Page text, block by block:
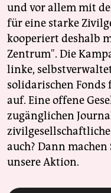
und vor allem mit
für eine starke
kooperiert deshalb
Zentrum". Die
linke,
solidarischen Fonds
auf. Eine offene
zugänglichen
auch? Dann
unsere Aktion.